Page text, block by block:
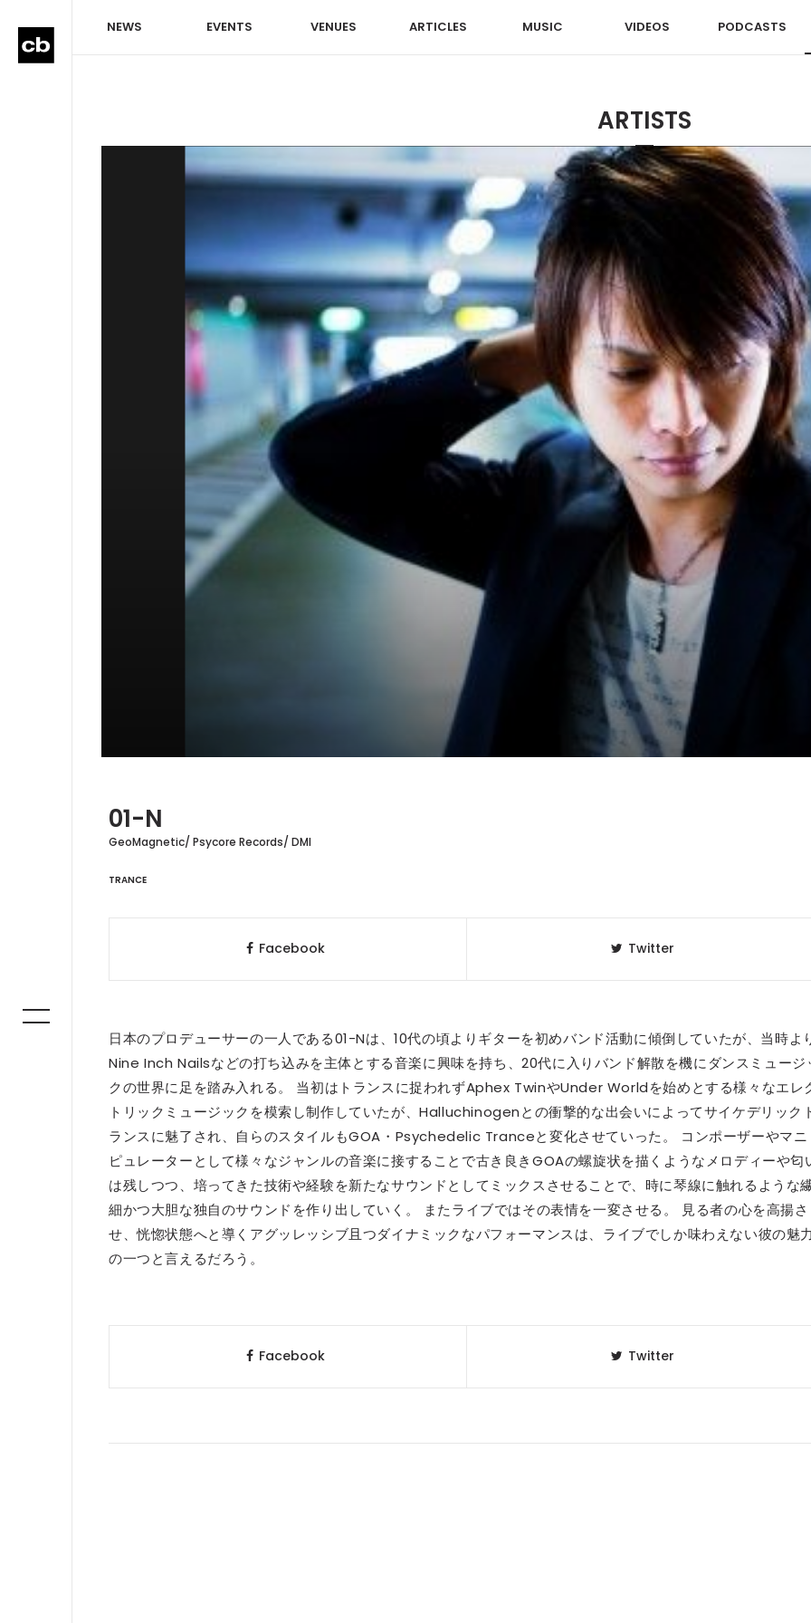
NEWS EVENTS VENUES ARTICLES MUSIC VIDEOS PODCASTS
ARTISTS
01-N
GeoMagnetic/ Psycore Records/ DMI
TRANCE
Facebook Twitter
日本のプロデューサーの一人である01-Nは、10代の頃よりギターを初めバンド活動に傾倒していたが、当時よ
Nine Inch Nailsなどの打ち込みを主体とする音楽に興味を持ち、20代に入りバンド解散を機にダンスミュージ
クの世界に足を踏み入れる。 当初はトランスに捉われずAphex TwinやUnder Worldを始めとする様々なエレ
トリックミュージックを模索し制作していたが、Halluchinogenとの衝撃的な出会いによってサイケデリック
ランスに魅了され、自らのスタイルもGOA・Psychedelic Tranceと変化させていった。 コンポーザーやマニ
ピュレーターとして様々なジャンルの音楽に接することで古き良きGOAの螺旋状を描くようなメロディーや匂
は残しつつ、培ってきた技術や経験を新たなサウンドとしてミックスさせることで、時に琴線に触れるような
細かつ大胆な独自のサウンドを作り出していく。 またライブではその表情を一変させる。 見る者の心を高揚さ
せ、恍惚状態へと導くアグッレッシブ且つダイナミックなパフォーマンスは、ライブでしか味わえない彼の魅力
の一つと言えるだろう。
Facebook Twitter